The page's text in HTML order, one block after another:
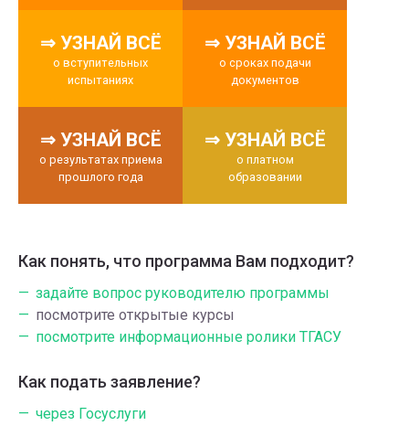
⇒ УЗНАЙ ВСЁ
о вступительных
испытаниях
⇒ УЗНАЙ ВСЁ
о сроках подачи
документов
⇒ УЗНАЙ ВСЁ
о результатах приема
прошлого года
⇒ УЗНАЙ ВСЁ
о платном
образовании
Как понять, что программа Вам подходит?
задайте вопрос руководителю программы
посмотрите открытые курсы
посмотрите информационные ролики ТГАСУ
Как подать заявление?
через Госуслуги